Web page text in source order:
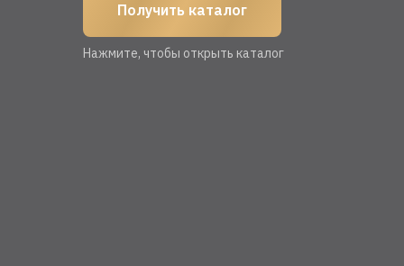
Получить каталог
Нажмите, чтобы открыть каталог